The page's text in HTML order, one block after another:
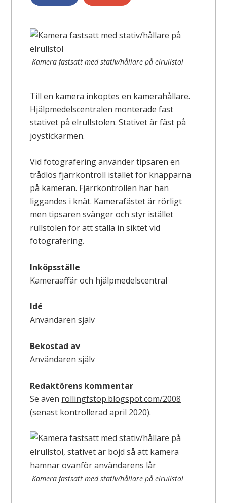
Kamera fastsatt med stativ/hållare på elrullstol
Till en kamera inköptes en kamerahållare.
Hjälpmedelscentralen monterade fast
stativet på elrullstolen. Stativet är fäst på
joystickarmen.
Vid fotografering använder tipsaren en
trådlös fjärrkontroll istället för knapparna
på kameran. Fjärrkontrollen har han
liggandes i knät. Kamerafästet är rörligt
men tipsaren svänger och styr istället
rullstolen för att ställa in siktet vid
fotografering.
Inköpsställe
Kameraaffär och hjälpmedelscentral
Idé
Användaren själv
Bekostad av
Användaren själv
Redaktörens kommentar
Se även rollingfstop.blogspot.com/2008
(senast kontrollerad april 2020).
Kamera fastsatt med stativ/hållare på elrullstol